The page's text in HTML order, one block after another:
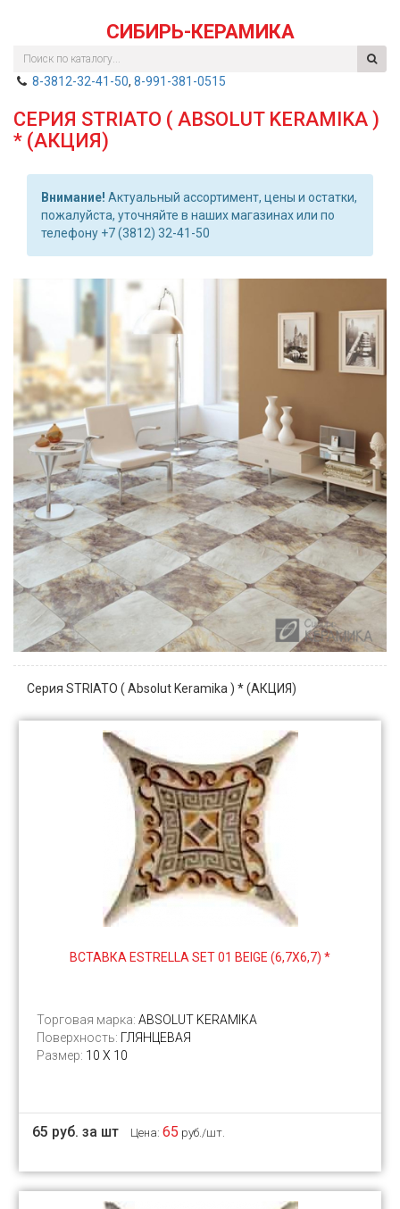
СИБИРЬ-КЕРАМИКА
8-3812-32-41-50, 8-991-381-0515
СЕРИЯ STRIATO ( ABSOLUT KERAMIKA )
* (АКЦИЯ)
Внимание! Актуальный ассортимент, цены и остатки,
пожалуйста, уточняйте в наших магазинах или по
телефону +7 (3812) 32-41-50
Серия STRIATO ( Absolut Keramika ) * (АКЦИЯ)
ВСТАВКА ESTRELLA SET 01 BEIGE (6,7Х6,7) *
Торговая марка: ABSOLUT KERAMIKA
Поверхность: ГЛЯНЦЕВАЯ
Размер: 10 Х 10
65 руб. за шт Цена: 65 руб./шт.